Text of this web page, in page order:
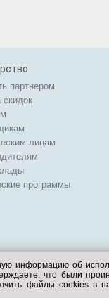
партнером
скидок
лицам
программы
информацию об
что были
файлы cookies в